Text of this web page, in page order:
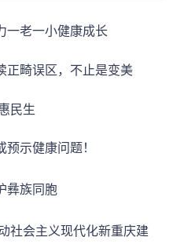
一老一小健康成长
正畸误区，不止是变美
民生
示健康问题！
彝族同胞
社会主义现代化新重庆建